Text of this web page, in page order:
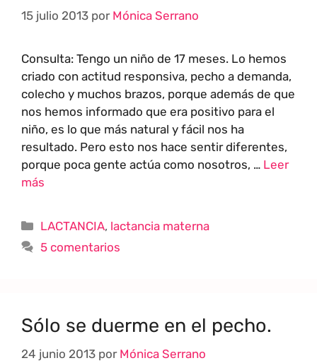
15 julio 2013 por Mónica Serrano
Consulta: Tengo un niño de 17 meses. Lo hemos
criado con actitud responsiva, pecho a demanda,
colecho y muchos brazos, porque además de que
nos hemos informado que era positivo para el
niño, es lo que más natural y fácil nos ha
resultado. Pero esto nos hace sentir diferentes,
porque poca gente actúa como nosotros, … Leer
más
LACTANCIA, lactancia materna
5 comentarios
Sólo se duerme en el pecho.
24 junio 2013 por Mónica Serrano